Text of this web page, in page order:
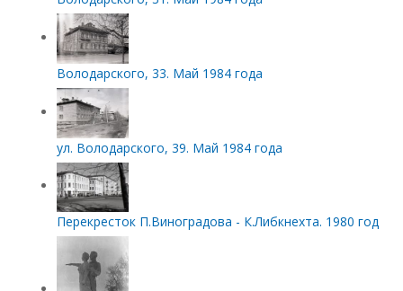
Володарского, 33. Май 1984 года
ул. Володарского, 39. Май 1984 года
Перекресток П.Виноградова - К.Либкнехта. 1980 год